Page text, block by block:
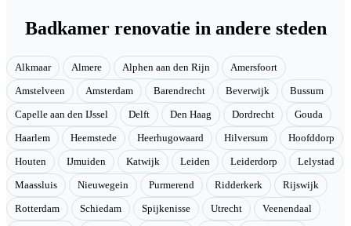
Badkamer renovatie in andere steden
Alkmaar Almere Alphen aan den Rijn Amersfoort
Amstelveen Amsterdam Barendrecht Beverwijk Bussum
Capelle aan den IJssel Delft Den Haag Dordrecht Gouda
Haarlem Heemstede Heerhugowaard Hilversum Hoofddorp
Houten IJmuiden Katwijk Leiden Leiderdorp Lelystad
Maassluis Nieuwegein Purmerend Ridderkerk Rijswijk
Rotterdam Schiedam Spijkenisse Utrecht Veenendaal